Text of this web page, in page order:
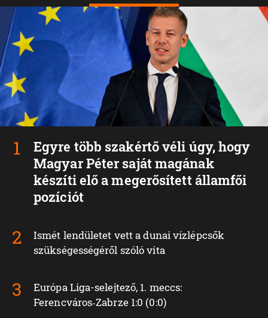
Egyre több szakértő véli úgy, hogy
Magyar Péter saját magának
készíti elő a megerősített államfői
pozíciót
Ismét lendületet vett a dunai vízlépcsők
szükségességéről szóló vita
Európa Liga-selejtező, 1. meccs:
Ferencváros‑Zabrze 1:0 (0:0)